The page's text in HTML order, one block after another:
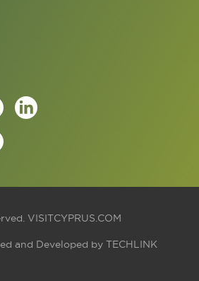
VISITCYPRUS.COM
and Developed by TECHLINK